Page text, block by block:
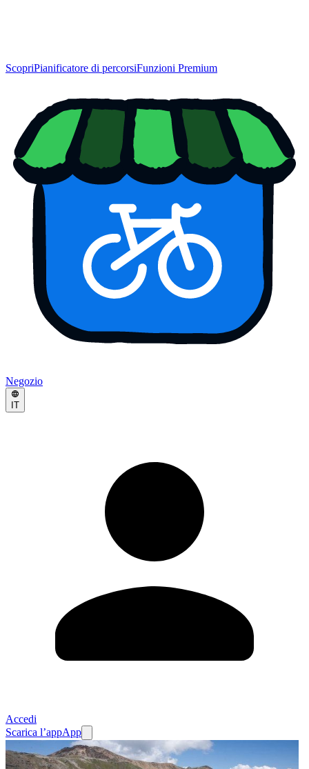
ScopriPianificatore di percorsiFunzioni Premium
Negozio
IT
Accedi
Scarica l’appApp